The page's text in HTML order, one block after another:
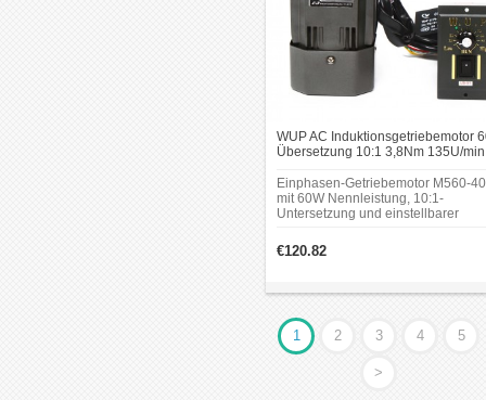
WUP AC Induktionsgetriebemotor
Übersetzung 10:1 3,8Nm 135U/min
Einphasen-Getriebemotor M560-
mit 60W Nennleistung, 10:1-
Untersetzung und einstellbarer
Zum Lieferumfang gehören Motor,
Getriebe und Drehzahlregler.
€120.82
1 2 3 4 5
>